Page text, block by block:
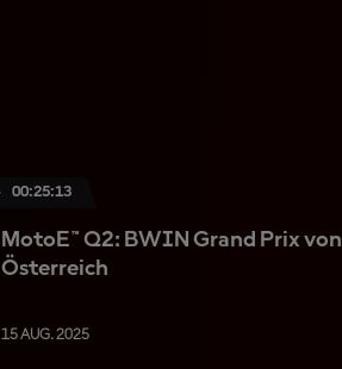
00:25:13
MotoE™ Q2: BWIN Grand Prix von
Österreich
15 AUG. 2025